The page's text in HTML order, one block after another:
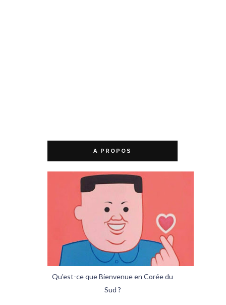
A PROPOS
Qu'est-ce que Bienvenue en Corée du
Sud ?